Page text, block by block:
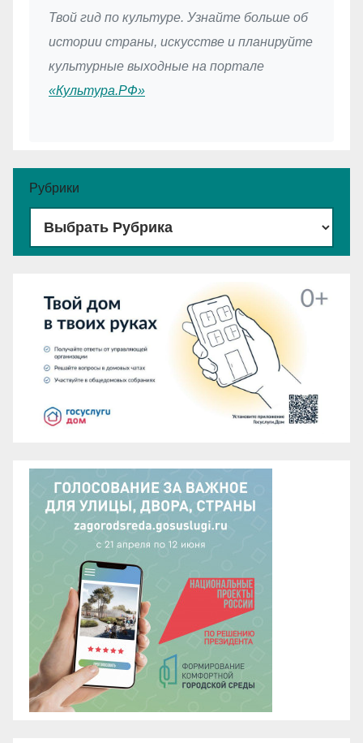
Твой гид по культуре. Узнайте больше об
истории страны, искусстве и планируйте
культурные выходные на портале
«Культура.РФ»
Рубрики